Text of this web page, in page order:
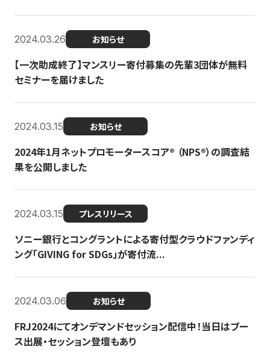
2024.03.26 お知らせ
【一次助成終了】マンスリー寄付募集の先輩3団体が無料
セミナーを届けました
2024.03.15 お知らせ
2024年1月ネットプロモータースコア®︎ （NPS®︎）の調査結
果を公開しました
2024.03.15 プレスリリース
ソニー銀行とコングラントによる寄付型クラウドファンディ
ング「GIVING for SDGs」が寄付流...
2024.03.06 お知らせ
FRJ2024にてオンデマンドセッション配信中！当日はブー
ス出展・セッション登壇もあり